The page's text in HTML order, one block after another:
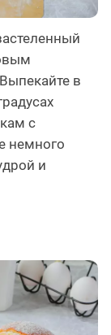
в
с
немного
и